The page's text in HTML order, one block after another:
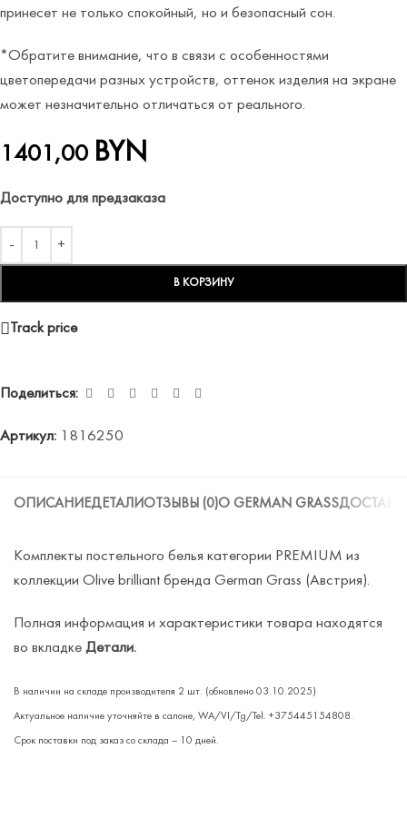
принесет не только спокойный, но и безопасный сон.
*Обратите внимание, что в связи с особенностями
цветопередачи разных устройств, оттенок изделия на экране
может незначительно отличаться от реального.
1401,00 BYN
Доступно для предзаказа
В КОРЗИНУ
Track price
Поделиться:
Артикул: 1816250
ОПИСАНИЕДЕТАЛИОТЗЫВЫ (0)О GERMAN GRASS
Комплекты постельного белья категории PREMIUM из
коллекции Olive brilliant бренда German Grass (Австрия).
Полная информация и характеристики товара находятся
во вкладке Детали.
В наличии на складе производителя 2 шт. (обновлено 03.10.2025)
Актуальное наличие уточняйте в салоне, WA/VI/Tg/Tel. +375445154808.
Срок поставки под заказ со склада – 10 дней.